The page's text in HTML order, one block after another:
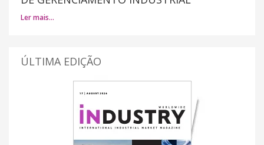
Ler mais…
ÚLTIMA EDIÇÃO